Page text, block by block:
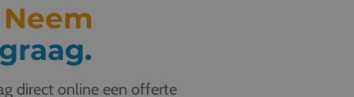
Neem
direct online een offerte